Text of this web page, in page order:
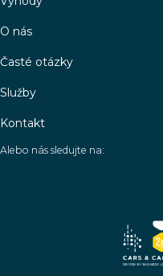
O nás
Časté otázky
Služby
Kontakt
Alebo nás sledujte na: